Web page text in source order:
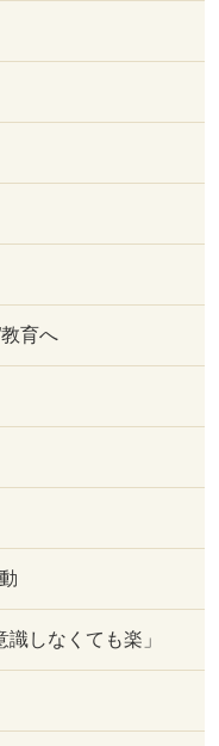
育へ
しなくても楽」